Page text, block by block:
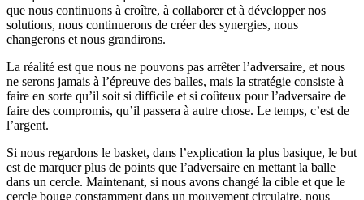
que nous continuons à croître, à collaborer et à développer nos
solutions, nous continuerons de créer des synergies, nous
changerons et nous grandirons.
La réalité est que nous ne pouvons pas arrêter l’adversaire, et nous
ne serons jamais à l’épreuve des balles, mais la stratégie consiste à
faire en sorte qu’il soit si difficile et si coûteux pour l’adversaire de
faire des compromis, qu’il passera à autre chose. Le temps, c’est de
l’argent.
Si nous regardons le basket, dans l’explication la plus basique, le but
est de marquer plus de points que l’adversaire en mettant la balle
dans un cercle. Maintenant, si nous avons changé la cible et que le
cercle bouge constamment dans un mouvement circulaire, nous